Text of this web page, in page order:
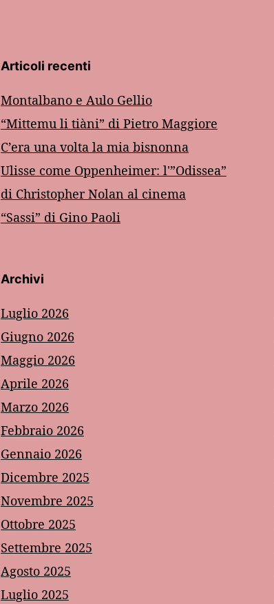
Articoli recenti
Montalbano e Aulo Gellio
“Mittemu li tiàni” di Pietro Maggiore
C’era una volta la mia bisnonna
Ulisse come Oppenheimer: l'”Odissea”
di Christopher Nolan al cinema
“Sassi” di Gino Paoli
Archivi
Luglio 2026
Giugno 2026
Maggio 2026
Aprile 2026
Marzo 2026
Febbraio 2026
Gennaio 2026
Dicembre 2025
Novembre 2025
Ottobre 2025
Settembre 2025
Agosto 2025
Luglio 2025